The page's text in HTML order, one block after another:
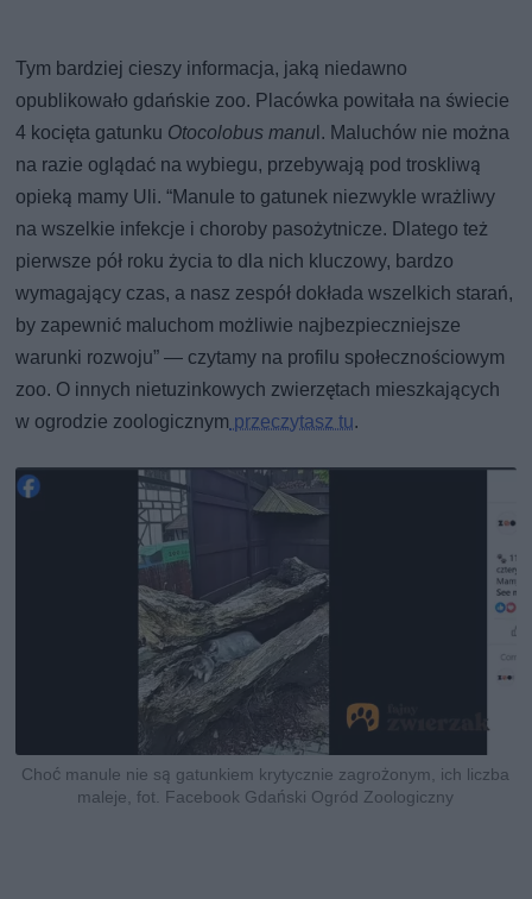
Tym bardziej cieszy informacja, jaką niedawno
opublikowało gdańskie zoo. Placówka powitała na świecie
4 kocięta gatunku Otocolobus manu l. Maluchów nie można
na razie oglądać na wybiegu, przebywają pod troskliwą
opieką mamy Uli. “Manule to gatunek niezwykle wrażliwy
na wszelkie infekcje i choroby pasożytnicze. Dlatego też
pierwsze pół roku życia to dla nich kluczowy, bardzo
wymagający czas, a nasz zespół dokłada wszelkich starań,
by zapewnić maluchom możliwie najbezpieczniejsze
warunki rozwoju” — czytamy na profilu społecznościowym
zoo. O innych nietuzinkowych zwierzętach mieszkających
w ogrodzie zoologicznym przeczytasz tu.
Choć manule nie są gatunkiem krytycznie zagrożonym, ich liczba
maleje, fot. Facebook Gdański Ogród Zoologiczny